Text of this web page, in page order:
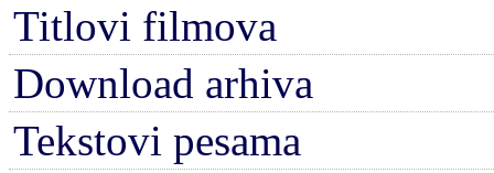
Titlovi filmova
Download arhiva
Tekstovi pesama